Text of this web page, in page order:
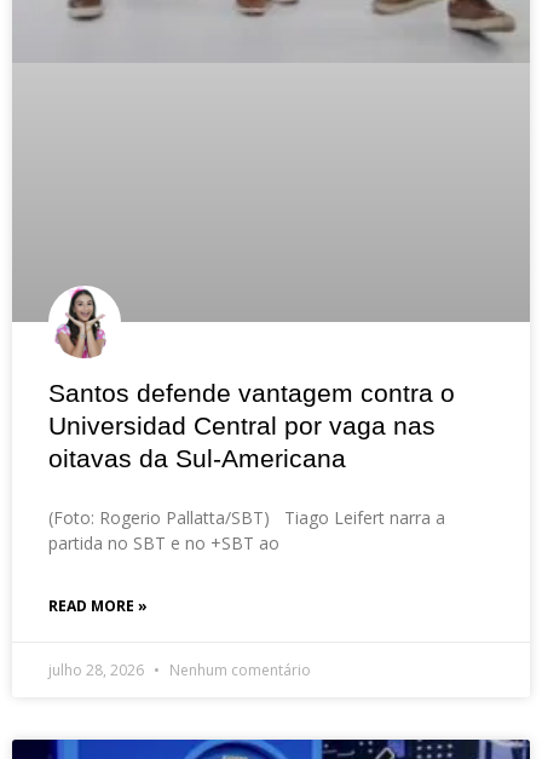
Santos defende vantagem contra o
Universidad Central por vaga nas
oitavas da Sul-Americana
(Foto: Rogerio Pallatta/SBT) Tiago Leifert narra a
partida no SBT e no +SBT ao
READ MORE »
julho 28, 2026 Nenhum comentário